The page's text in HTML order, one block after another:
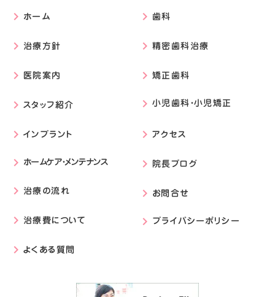
keyboard_arrow_right ホーム
keyboard_arrow_right 治療方針
keyboard_arrow_right 医院案内
keyboard_arrow_right スタッフ紹介
keyboard_arrow_right 歯科
keyboard_arrow_right 精密歯科治療
keyboard_arrow_right 矯正歯科
keyboard_arrow_right 小児歯科・小児矯正
keyboard_arrow_right インプラント
keyboard_arrow_right ホームケア・メンテナンス
keyboard_arrow_right 治療の流れ
keyboard_arrow_right 治療費について
keyboard_arrow_right よくある質問
keyboard_arrow_right アクセス
keyboard_arrow_right 院長ブログ
keyboard_arrow_right お問合せ
keyboard_arrow_right プライバシーポリシー